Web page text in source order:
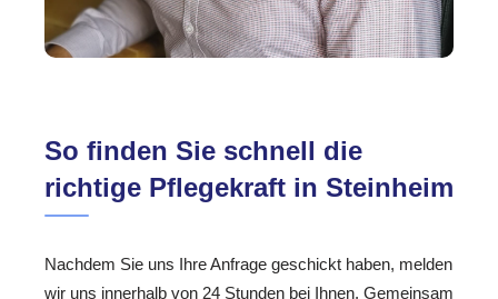
So finden Sie schnell die
richtige Pflegekraft in Steinheim
Nachdem Sie uns Ihre Anfrage geschickt haben, melden
wir uns innerhalb von 24 Stunden bei Ihnen. Gemeinsam